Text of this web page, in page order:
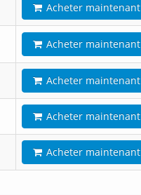
Acheter maintenant
Acheter maintenant
Acheter maintenant
Acheter maintenant
Acheter maintenant